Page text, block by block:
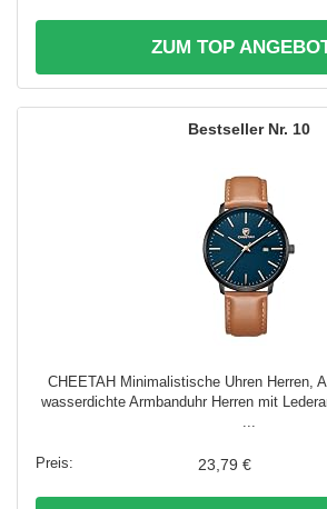
ZUM TOP
10
CHEETAH Minimalistische Uhren Herren,
wasserdichte Armbanduhr Herren mit
...
23,79 €